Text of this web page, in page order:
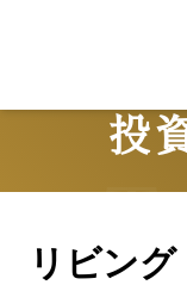
投
リビン